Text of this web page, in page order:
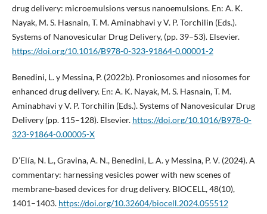
drug delivery: microemulsions versus nanoemulsions. En: A. K.
Nayak, M. S. Hasnain, T. M. Aminabhavi y V. P. Torchilin (Eds.).
Systems of Nanovesicular Drug Delivery, (pp. 39–53). Elsevier.
https://doi.org/10.1016/B978-0-323-91864-0.00001-2
Benedini, L. y Messina, P. (2022b). Proniosomes and niosomes for
enhanced drug delivery. En: A. K. Nayak, M. S. Hasnain, T. M.
Aminabhavi y V. P. Torchilin (Eds.). Systems of Nanovesicular Drug
Delivery (pp. 115–128). Elsevier. https://doi.org/10.1016/B978-0-
323-91864-0.00005-X
D’Elía, N. L., Gravina, A. N., Benedini, L. A. y Messina, P. V. (2024). A
commentary: harnessing vesicles power with new scenes of
membrane-based devices for drug delivery. BIOCELL, 48(10),
1401–1403. https://doi.org/10.32604/biocell.2024.055512